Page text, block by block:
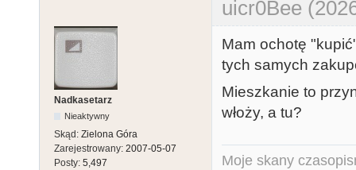
uicr0Bee
Nadkasetarz
Nieaktywny
Skąd: Zielona Góra
Zarejestrowany: 2007-05-07
Posty: 5,497
Mam ochotę
tych samych
Mieszkanie to
włoży, a tu?
Moje skany